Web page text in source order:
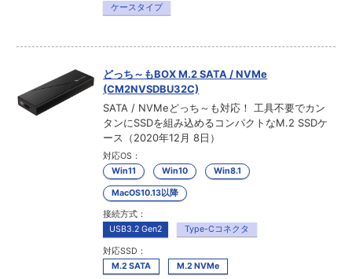
ケースタイプ
どっち～もBOX M.2 SATA / NVMe
(CM2NVSDBU32C)
SATA / NVMeどっち～も対応！ 工具不要でカン
タンにSSDを組み込めるコンパクトなM.2 SSDケ
ース（2020年12月 8日）
対応OS：
Win11
Win10 Win8.1
MacOS10.13以降
接続方式：
USB3.2 Gen2
Type-Cコネクタ
対応SSD：
M.2 SATA
M.2 NVMe